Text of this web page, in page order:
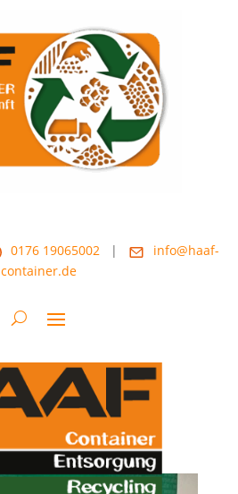
0176 19065002 |
info@haaf-
container.de